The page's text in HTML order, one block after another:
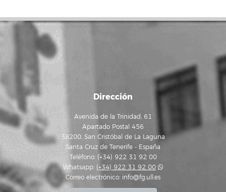
Dirección
Avenida de la Trinidad, 61
Apartado Postal 456
38200, San Cristóbal de La Laguna
Santa Cruz de Tenerife - España
Teléfono: (+34) 922 31 92 00
Whatsapp: (+34) 922 31 92 00
Correo electrónico: info@fg.ull.es